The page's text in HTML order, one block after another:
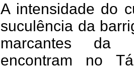
A intensidade do
suculência da
marcantes da
encontram no